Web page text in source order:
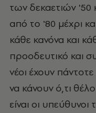
των δεκαετιών '50
από το '80 μέχρι
κάθε κανόνα και
προοδευτικό και
νέοι έχουν
να κάνουν ό,τι
είναι οι